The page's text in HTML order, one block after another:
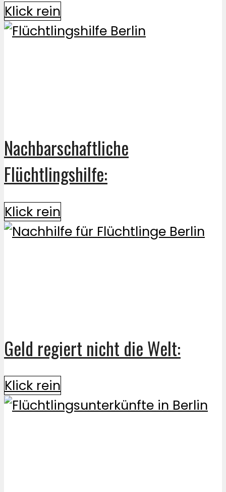
Klick rein
Nachbarschaftliche
Flüchtlingshilfe:
Klick rein
Geld regiert nicht die Welt:
Klick rein